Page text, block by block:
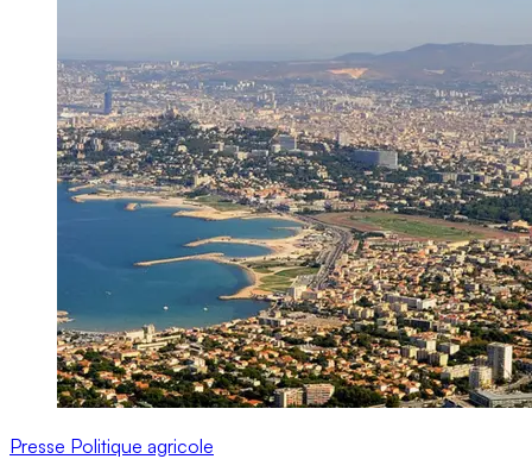
Presse Politique agricole